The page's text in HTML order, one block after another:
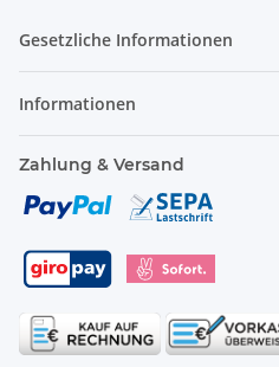
Gesetzliche Informationen
Informationen
Zahlung & Versand